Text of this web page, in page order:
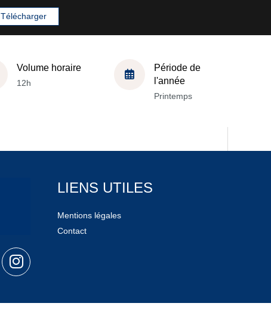
Télécharger
Volume horaire
12h
Période de
l'année
Printemps
LIENS UTILES
Mentions légales
Contact